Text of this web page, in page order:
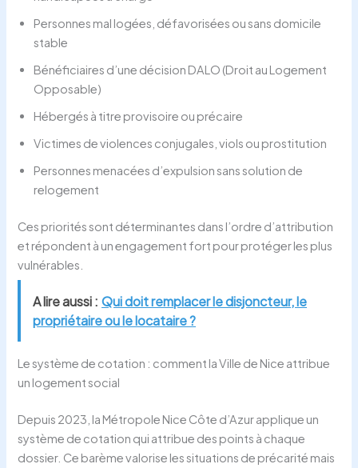
Personnes mal logées, défavorisées ou sans domicile
stable
Bénéficiaires d’une décision DALO (Droit au Logement
Opposable)
Hébergés à titre provisoire ou précaire
Victimes de violences conjugales, viols ou prostitution
Personnes menacées d’expulsion sans solution de
relogement
Ces priorités sont déterminantes dans l’ordre d’attribution
et répondent à un engagement fort pour protéger les plus
vulnérables.
A lire aussi : Qui doit remplacer le disjoncteur, le
propriétaire ou le locataire ?
Le système de cotation : comment la Ville de Nice attribue
un logement social
Depuis 2023, la Métropole Nice Côte d’Azur applique un
système de cotation qui attribue des points à chaque
dossier. Ce barème valorise les situations de précarité mais